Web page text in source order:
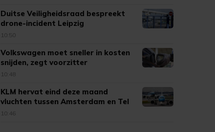
Duitse Veiligheidsraad bespreekt
drone-incident Leipzig
10:50
Volkswagen moet sneller in kosten
snijden, zegt voorzitter
10:48
KLM hervat eind deze maand
vluchten tussen Amsterdam en Tel
Aviv
10:46